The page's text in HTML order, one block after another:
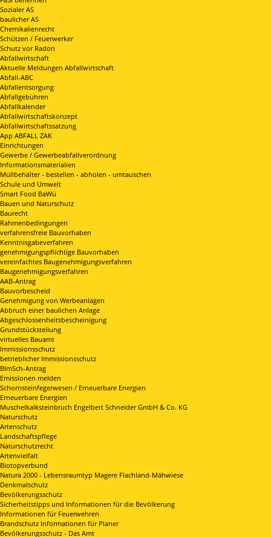
Sozialer AS
baulicher AS
Chemikalienrecht
Schützen / Feuerwerker
Schutz vor Radon
Abfallwirtschaft
Aktuelle Meldungen Abfallwirtschaft
Abfall-ABC
Abfallentsorgung
Abfallgebühren
Abfallkalender
Abfallwirtschaftskonzept
Abfallwirtschaftssatzung
App ABFALL ZAK
Einrichtungen
Gewerbe / Gewerbeabfallverordnung
Informationsmaterialien
Müllbehälter - bestellen - abholen - umtauschen
Schule und Umwelt
Smart Food BaWü
Bauen und Naturschutz
Baurecht
Rahmenbedingungen
verfahrensfreie Bauvorhaben
Kenntnisgabeverfahren
genehmigungspflichtige Bauvorhaben
vereinfachtes Baugenehmigungsverfahren
Baugenehmigungsverfahren
AAB-Antrag
Bauvorbescheid
Genehmigung von Werbeanlagen
Abbruch einer baulichen Anlage
Abgeschlossenheitsbescheinigung
Grundstücksteilung
virtuelles Bauamt
Immissionsschutz
betrieblicher Immissionsschutz
BImSch-Antrag
Emissionen melden
Schornsteinfegerwesen / Erneuerbare Energien
Erneuerbare Energien
Muschelkalksteinbruch Engelbert Schneider GmbH & Co. KG
Naturschutz
Artenschutz
Landschaftspflege
Naturschutzrecht
Artenvielfalt
Biotopverbund
Natura 2000 - Lebensraumtyp Magere Flachland-Mähwiese
Denkmalschutz
Bevölkerungsschutz
Sicherheitstipps und Informationen für die Bevölkerung
Informationen für Feuerwehren
Brandschutz Informationen für Planer
Bevölkerungsschutz - Das Amt